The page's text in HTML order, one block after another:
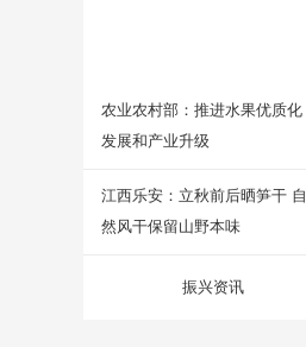
农业农村部：推进水果优质化
发展和产业升级
江西乐安：立秋前后晒笋干 自
然风干保留山野本味
振兴资讯